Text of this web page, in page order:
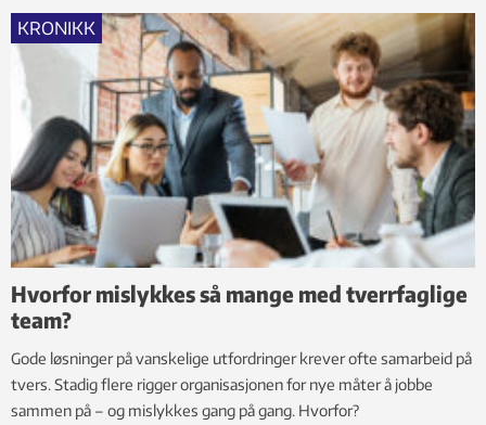
KRONIKK
Hvorfor mislykkes så mange med tverrfaglige
team?
Gode løsninger på vanskelige utfordringer krever ofte samarbeid på
tvers. Stadig flere rigger organisasjonen for nye måter å jobbe
sammen på – og mislykkes gang på gang. Hvorfor?